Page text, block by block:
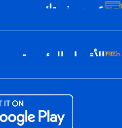
عن سيف تك
الأقسام الرئيسية